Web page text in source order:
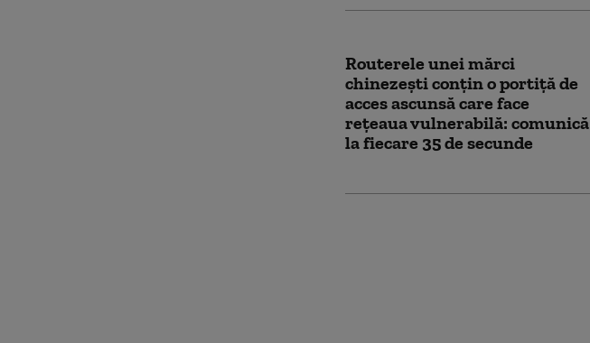
Routerele unei mărci
chinezești conțin o portiță de
acces ascunsă care face
rețeaua vulnerabilă: comunică
la fiecare 35 de secunde